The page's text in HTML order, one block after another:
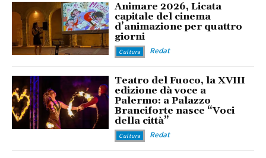
Animare 2026, Licata
capitale del cinema
d’animazione per quattro
giorni
Cultura Redat
Teatro del Fuoco, la XVIII
edizione dà voce a
Palermo: a Palazzo
Branciforte nasce “Voci
della città”
Cultura Redat